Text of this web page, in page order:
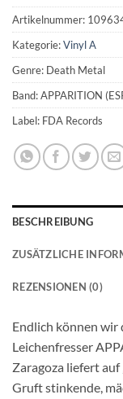
Artikelnummer:
Kategorie:Vinyl A
Genre: Death Metal
Band: APPARITION
Label: FDA Records
BESCHREIBUNG
ZUSÄTZLICHE
REZENSIONEN (0)
Endlich können wir
Leichenfresser
Zaragoza liefert auf
Gruft stinkende,